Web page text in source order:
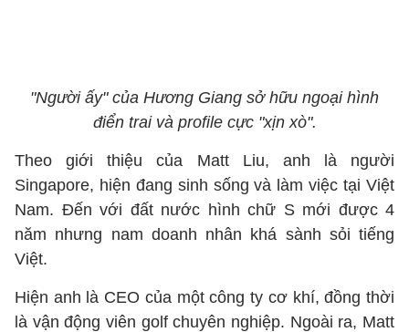
"Người ấy" của Hương Giang sở hữu ngoại hình
điển trai và profile cực "xịn xò".
Theo giới thiệu của Matt Liu, anh là người
Singapore, hiện đang sinh sống và làm việc tại Việt
Nam. Đến với đất nước hình chữ S mới được 4
năm nhưng nam doanh nhân khá sành sỏi tiếng
Việt.
Hiện anh là CEO của một công ty cơ khí, đồng thời
là vận động viên golf chuyên nghiệp. Ngoài ra, Matt